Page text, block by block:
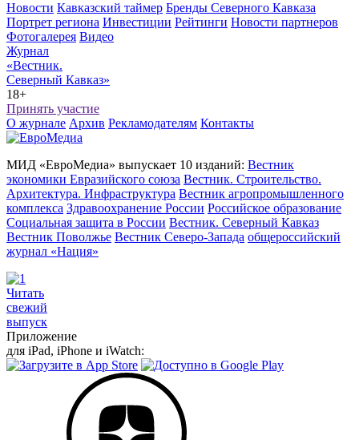
Новости Кавказский таймер Бренды Северного Кавказа
Портрет региона Инвестиции Рейтинги Новости партнеров
Фотогалерея Видео
Журнал
«Вестник.
Северный Кавказ»
18+
Принять участие
О журнале Архив Рекламодателям Контакты
МИД «ЕвроМедиа» выпускает 10 изданий: Вестник
экономики Евразийского союза Вестник. Строительство.
Архитектура. Инфраструктура Вестник агропромышленного
комплекса Здравоохранение России Российское образование
Социальная защита в России Вестник. Северный Кавказ
Вестник Поволжье Вестник Северо-Запада общероссийский
журнал «Нация»
Читать
свежий
выпуск
Приложение
для iPad, iPhone и iWatch: